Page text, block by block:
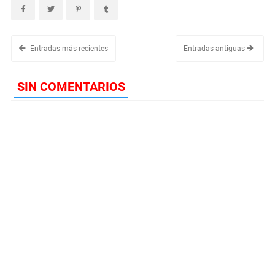
Entradas más recientes Entradas antiguas
SIN COMENTARIOS